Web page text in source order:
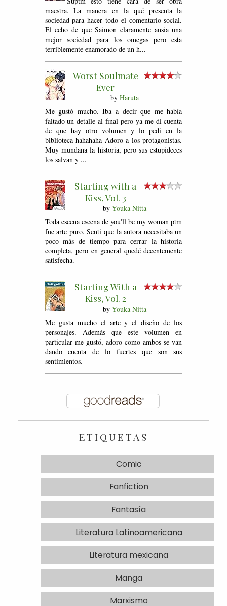
maestra. La manera en la qué presenta la
sociedad para hacer todo el comentario social.
El echo de que Saimon claramente ansia una
mejor sociedad para los omegas pero esta
terriblemente enamorado de un h...
Worst Soulmate
Ever
by Haruta
Me gustó mucho. Iba a decir que me había
faltado un detalle al final pero ya me di cuenta
de que hay otro volumen y lo pedí en la
biblioteca hahahaha Adoro a los protagonistas.
Muy mundana la historia, pero sus estupideces
los salvan y ...
Starting with a
Kiss, Vol. 3
by Youka Nitta
Toda escena escena de you'll be my woman ptm
fue arte puro. Sentí que la autora necesitaba un
poco más de tiempo para cerrar la historia
completa, pero en general quedé decentemente
satisfecha.
Starting With a
Kiss, Vol. 2
by Youka Nitta
Me gusta mucho el arte y el diseño de los
personajes. Además que este volumen en
particular me gustó, adoro como ambos se van
dando cuenta de lo fuertes que son sus
sentimientos.
ETIQUETAS
Comic
Fanfiction
Fantasía
Literatura Latinoamericana
Literatura mexicana
Manga
Marxismo